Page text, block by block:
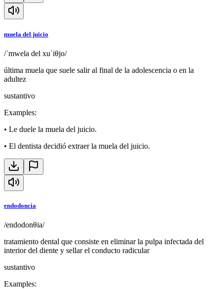
muela del juicio
/ˈmwela del xuˈiθjo/
última muela que suele salir al final de la adolescencia o en la
adultez
sustantivo
Examples:
• Le duele la muela del juicio.
• El dentista decidió extraer la muela del juicio.
endodoncia
/endodonθia/
tratamiento dental que consiste en eliminar la pulpa infectada del
interior del diente y sellar el conducto radicular
sustantivo
Examples: